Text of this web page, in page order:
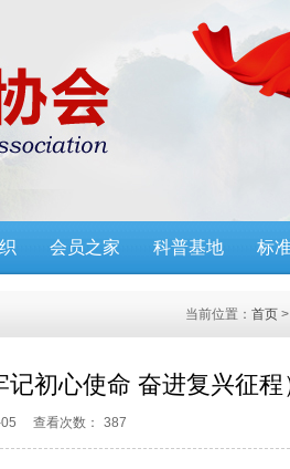
会员之家 科普基地 标
当前位置： 首页 >
初心使命 奋进复兴征程
查看次数： 387